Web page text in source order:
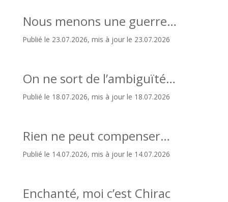
Nous menons une guerre…
Publié le 23.07.2026, mis à jour le 23.07.2026
On ne sort de l’ambiguïté…
Publié le 18.07.2026, mis à jour le 18.07.2026
Rien ne peut compenser…
Publié le 14.07.2026, mis à jour le 14.07.2026
Enchanté, moi c’est Chirac